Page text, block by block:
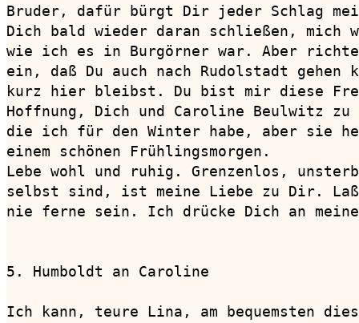
Bruder, dafür bürgt Dir jeder Schlag
Dich bald wieder daran schließen,
wie ich es in Burgörner war. Aber richte
ein, daß Du auch nach Rudolstadt gehen
kurz hier bleibst. Du bist mir diese
Hoffnung, Dich und Caroline Beulwitz
die ich für den Winter habe, aber sie
einem schönen Frühlingsmorgen.
Lebe wohl und ruhig. Grenzenlos,
selbst sind, ist meine Liebe zu Dir. Laß
nie ferne sein. Ich drücke Dich an
5. Humboldt an Caroline
Ich kann, teure Lina, am bequemsten